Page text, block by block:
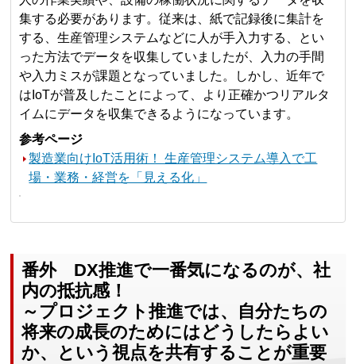
集する必要があります。従来は、紙で記録後に集計を
する、生産管理システムなどに人が手入力する、とい
った方法でデータを収集していましたが、入力の手間
や入力ミスが課題となっていました。しかし、近年で
はIoTが普及したことによって、より正確かつリアルタ
イムにデータを収集できるようになっています。
参考ページ
製造業向けIoT活用術！ 生産管理システム導入で工
場・業務・経営を「見える化」
番外 DX推進で一番気になるのが、社
内の抵抗感！
～プロジェクト推進では、自分たちの
将来の成長のためにはどうしたらよい
か、という視点を共有することが重要